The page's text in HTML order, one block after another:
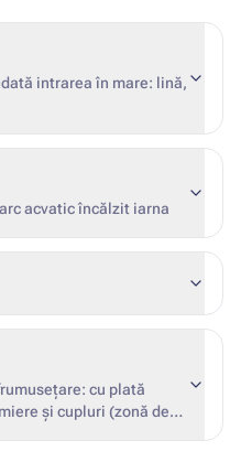
lină,
acvatic încălzit iarna
și cupluri (zonă de